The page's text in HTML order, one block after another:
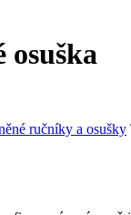
osuška
ručníky a osušky